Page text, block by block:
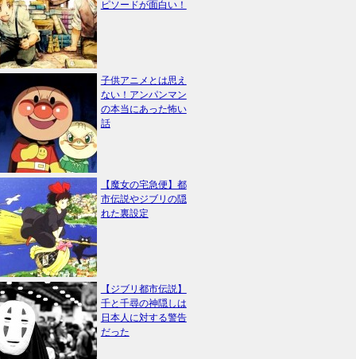
ピソードが面白い！
子供アニメとは思え
ない！アンパンマン
の本当にあった怖い
話
【魔女の宅急便】都
市伝説やジブリの隠
れた裏設定
【ジブリ都市伝説】
千と千尋の神隠しは
日本人に対する警告
だった